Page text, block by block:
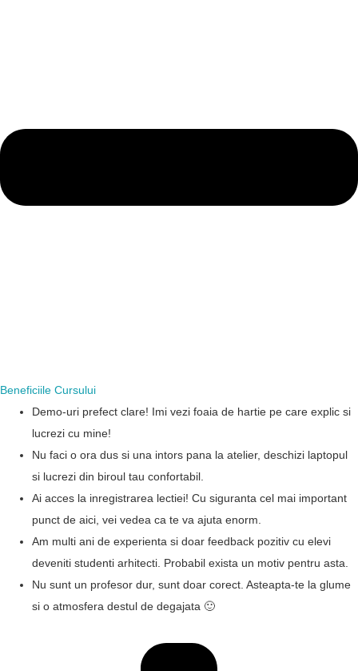
Beneficiile Cursului
Demo-uri prefect clare! Imi vezi foaia de hartie pe care explic si
lucrezi cu mine!
Nu faci o ora dus si una intors pana la atelier, deschizi laptopul
si lucrezi din biroul tau confortabil.
Ai acces la inregistrarea lectiei! Cu siguranta cel mai important
punct de aici, vei vedea ca te va ajuta enorm.
Am multi ani de experienta si doar feedback pozitiv cu elevi
deveniti studenti arhitecti. Probabil exista un motiv pentru asta.
Nu sunt un profesor dur, sunt doar corect. Asteapta-te la glume
si o atmosfera destul de degajata 🙂